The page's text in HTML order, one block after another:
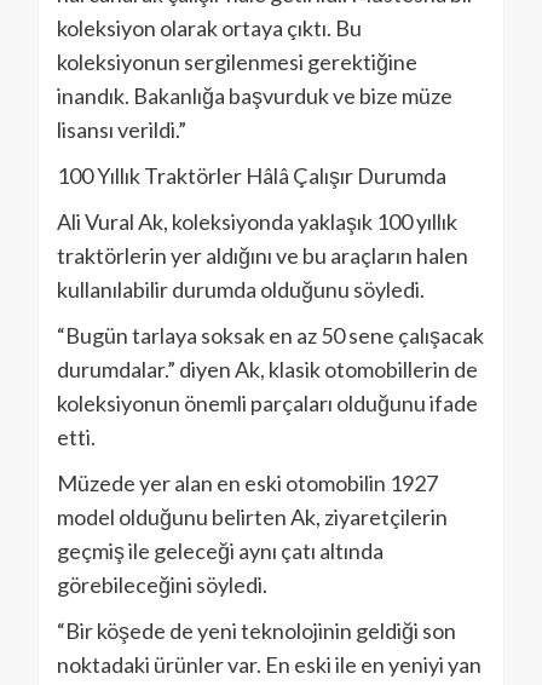
koleksiyon olarak ortaya çıktı. Bu
koleksiyonun sergilenmesi gerektiğine
inandık. Bakanlığa başvurduk ve bize müze
lisansı verildi.”
100 Yıllık Traktörler Hâlâ Çalışır Durumda
Ali Vural Ak, koleksiyonda yaklaşık 100 yıllık
traktörlerin yer aldığını ve bu araçların halen
kullanılabilir durumda olduğunu söyledi.
“Bugün tarlaya soksak en az 50 sene çalışacak
durumdalar.” diyen Ak, klasik otomobillerin de
koleksiyonun önemli parçaları olduğunu ifade
etti.
Müzede yer alan en eski otomobilin 1927
model olduğunu belirten Ak, ziyaretçilerin
geçmiş ile geleceği aynı çatı altında
görebileceğini söyledi.
“Bir köşede de yeni teknolojinin geldiği son
noktadaki ürünler var. En eski ile en yeniyi yan